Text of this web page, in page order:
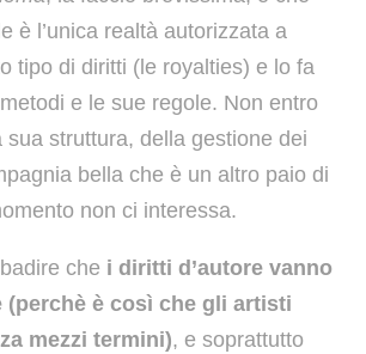
è l’unica realtà autorizzata a
tipo di diritti (le royalties) e lo fa
e le sue regole. Non entro
sua struttura, della gestione dei
bella che è un altro paio di
non ci interessa.
che i diritti d’autore vanno
(perchè è così che gli artisti
mezzi termini), e soprattutto